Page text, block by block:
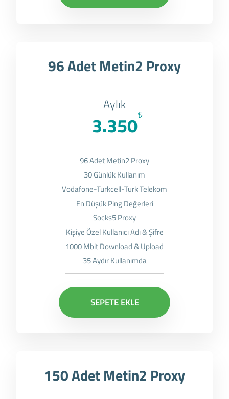
96 Adet Metin2 Proxy
Aylık
₺
3.350
96 Adet Metin2 Proxy
30 Günlük Kullanım
Vodafone-Turkcell-Turk Telekom
En Düşük Ping Değerleri
Socks5 Proxy
Kişiye Özel Kullanıcı Adı & Şifre
1000 Mbit Download & Upload
35 Aydır Kullanımda
SEPETE EKLE
150 Adet Metin2 Proxy